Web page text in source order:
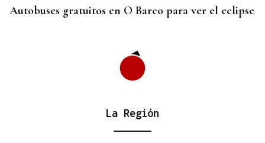
Autobuses gratuitos en O Barco para ver el eclipse
La Región